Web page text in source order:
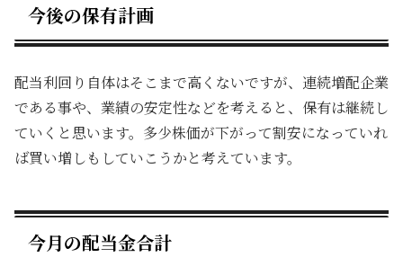
今後の保有計画
配当利回り自体はそこまで高くないですが、連続増配企業
である事や、業績の安定性などを考えると、保有は継続し
ていくと思います。多少株価が下がって割安になっていれ
ば買い増しもしていこうかと考えています。
今月の配当金合計